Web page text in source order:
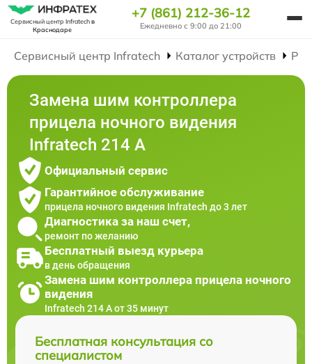
Сервисный центр Infratechв
Краснодаре
+7 (861) 212-36-12
Ежедневно с 9:00 до 21:00
Сервисный центр Infratech Каталог устройств
Замена шим контроллера
прицела ночного видения
Infratech 214 А
Официальный сервис
Гарантийное обслуживание
прицела ночного видения Infratech до 3 лет
Диагностика за наш счет,
ремонт по желанию
Бесплатный выезд курьера
в день обращения
Замена шим контроллера прицела ночного
видения
Infratech 214 А от 35 минут
Бесплатная консультация со
специалистом